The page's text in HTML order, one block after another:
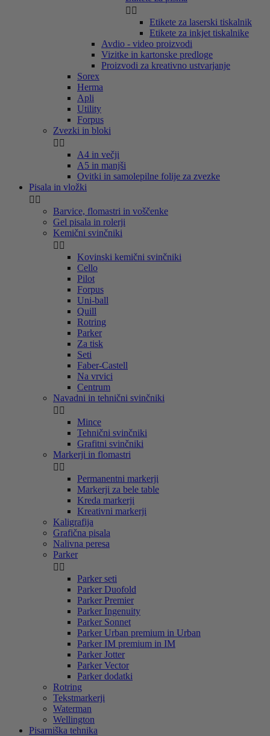
 
Etikete za laserski tiskalnik
Etikete za inkjet tiskalnike
Avdio - video proizvodi
Vizitke in kartonske predloge
Proizvodi za kreativno ustvarjanje
Sorex
Herma
Apli
Utility
Forpus
Zvezki in bloki
 
A4 in večji
A5 in manjši
Ovitki in samolepilne folije za zvezke
Pisala in vložki
 
Barvice, flomastri in voščenke
Gel pisala in rolerji
Kemični svinčniki
 
Kovinski kemični svinčniki
Cello
Pilot
Forpus
Uni-ball
Quill
Rotring
Parker
Za tisk
Seti
Faber-Castell
Na vrvici
Centrum
Navadni in tehnični svinčniki
 
Mince
Tehnični svinčniki
Grafitni svinčniki
Markerji in flomastri
 
Permanentni markerji
Markerji za bele table
Kreda markerji
Kreativni markerji
Kaligrafija
Grafična pisala
Nalivna peresa
Parker
 
Parker seti
Parker Duofold
Parker Premier
Parker Ingenuity
Parker Sonnet
Parker Urban premium in Urban
Parker IM premium in IM
Parker Jotter
Parker Vector
Parker dodatki
Rotring
Tekstmarkerji
Waterman
Wellington
Pisarniška tehnika